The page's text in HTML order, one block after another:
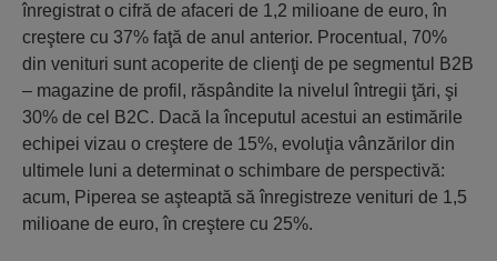
înregistrat o cifră de afaceri de 1,2 milioane de euro, în
creştere cu 37% faţă de anul anterior. Procentual, 70%
din venituri sunt acoperite de clienţi de pe segmentul B2B
– magazine de profil, răspândite la nivelul întregii ţări, şi
30% de cel B2C. Dacă la începutul acestui an estimările
echipei vizau o creştere de 15%, evoluţia vânzărilor din
ultimele luni a determinat o schimbare de perspectivă:
acum, Piperea se aşteaptă să înregistreze venituri de 1,5
milioane de euro, în creştere cu 25%.